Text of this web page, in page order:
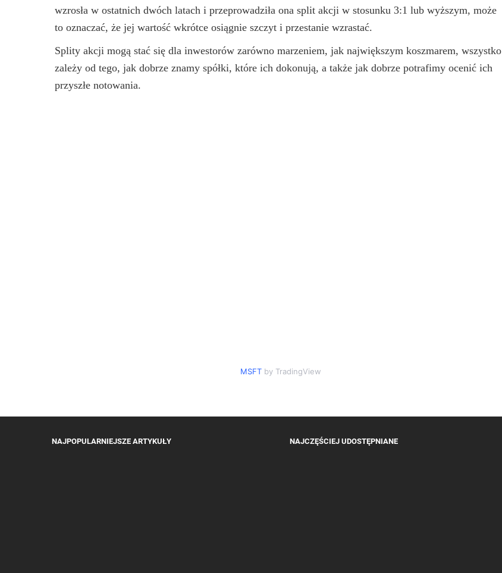
wzrosła w ostatnich dwóch latach i przeprowadziła ona split akcji w stosunku 3:1 lub wyższym, może
to oznaczać, że jej wartość wkrótce osiągnie szczyt i przestanie wzrastać.
Splity akcji mogą stać się dla inwestorów zarówno marzeniem, jak największym koszmarem, wszystko
zależy od tego, jak dobrze znamy spółki, które ich dokonują, a także jak dobrze potrafimy ocenić ich
przyszłe notowania.
MSFT by TradingView
NAJPOPULARNIEJSZE ARTYKUŁY NAJCZĘŚCIEJ UDOSTĘPNIANE